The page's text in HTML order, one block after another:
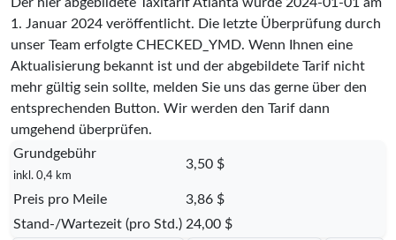
1. Januar 2024 veröffentlicht. Die letzte Überprüfung durch
unser Team erfolgte CHECKED_YMD. Wenn Ihnen eine
Aktualisierung bekannt ist und der abgebildete Tarif nicht
mehr gültig sein sollte, melden Sie uns das gerne über den
entsprechenden Button. Wir werden den Tarif dann
umgehend überprüfen.
Grundgebühr
inkl. 0,4 km
3,50 $
Preis pro Meile
3,86 $
Stand-/Wartezeit (pro Std.) 24,00 $